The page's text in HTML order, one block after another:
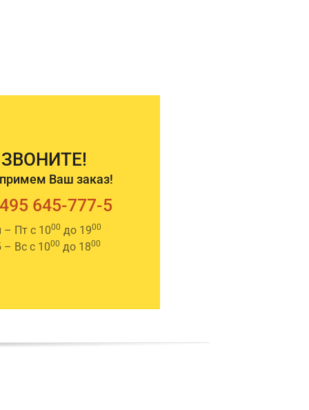
ЗВОНИТЕ!
Ваш заказ!
645-777-5
– Пт с 1000 до 1900
– Вс с 1000 до 1800